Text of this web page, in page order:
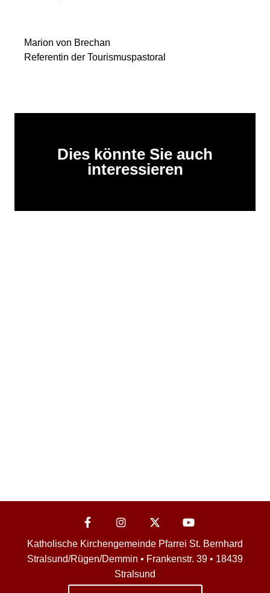
Marion von Brechan
Referentin der Tourismuspastoral
Dies könnte Sie auch
interessieren
Katholische Kirchengemeinde Pfarrei St. Bernhard
Stralsund/Rügen/Demmin • Frankenstr. 39 • 18439
Stralsund